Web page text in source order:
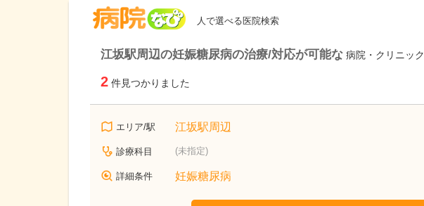
人で選べる医院検索
江坂駅周辺の妊娠糖尿病の治療/対応が可能な 病院・クリニック
2 件見つかりました
エリア/駅 江坂駅周辺
診療科目 (未指定)
詳細条件 妊娠糖尿病